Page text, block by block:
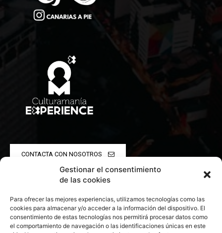
Gestionar el consentimiento
de las cookies
Para ofrecer las mejores experiencias, utilizamos tecnologías como las
cookies para almacenar y/o acceder a la información del dispositivo. El
consentimiento de estas tecnologías nos permitirá procesar datos como
el comportamiento de navegación o las identificaciones únicas en este
CONTACTA CON NOSOTROS
POLÍTICA DE PRIVACIDAD
POLÍTICA DE COOKIES